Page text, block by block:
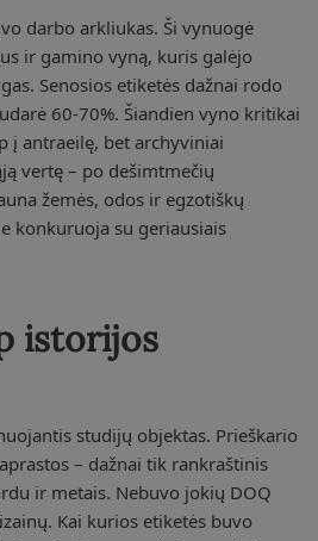
darbo arkliukas. Ši vynuogė
ir gamino vyną, kuris galėjo
Senosios etiketės dažnai rodo
60-70%. Šiandien vyno kritikai
į antraeilę, bet archyviniai
vertę – po dešimtmečių
žemės, odos ir egzotiškų
konkuruoja su geriausiais
istorijos
studijų objektas. Prieškario
– dažnai tik rankraštinis
ir metais. Nebuvo jokių DOQ
Kai kurios etiketės buvo